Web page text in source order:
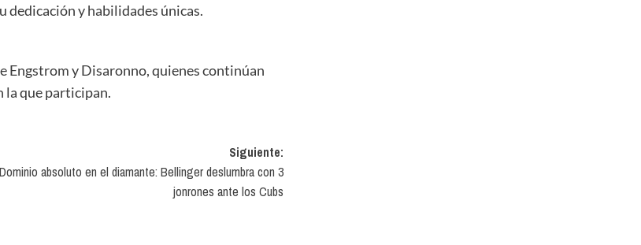
dedicación y habilidades únicas.
Engstrom y Disaronno, quienes continúan
la que participan.
Siguiente:
Dominio absoluto en el diamante: Bellinger deslumbra con 3
jonrones ante los Cubs